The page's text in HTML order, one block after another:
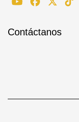
Contáctanos